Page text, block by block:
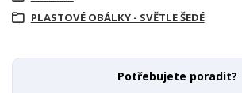
PLASTOVÉ OBÁLKY - SVĚTLE ŠEDÉ
Potřebujete poradit?